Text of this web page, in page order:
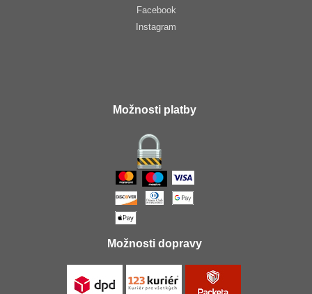
Facebook
Instagram
Možnosti platby
Možnosti dopravy